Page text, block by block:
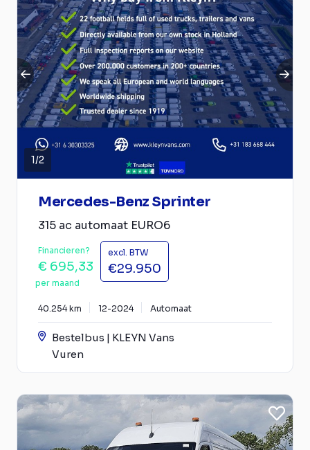
1/2
Mercedes-Benz Sprinter
315 ac automaat EURO6
Financieren?
€ 695,33
per maand
excl. BTW
€29.950
40.254 km 12-2024 Automaat
Bestelbus | KLEYN Vans
Vuren